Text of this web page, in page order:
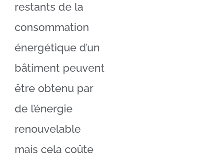
restants de la
consommation
énergétique d’un
bâtiment peuvent
être obtenu par
de l’énergie
renouvelable
mais cela coûte